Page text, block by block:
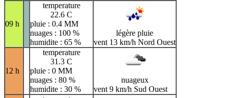
09 h
temperature
22.6 C
pluie : 0.4 MM
nuages : 100 %
humidite : 65 %
légère pluie
vent 13 km/h Nord Ouest
12 h
temperature
31.3 C
pluie : 0 MM
nuages : 80 %
humidite : 30 %
nuageux
vent 9 km/h Sud Ouest